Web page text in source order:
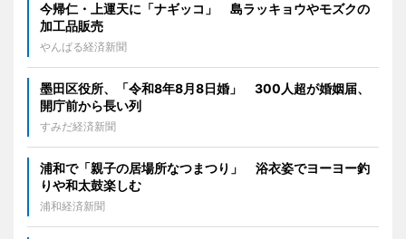
今帰仁・上運天に「ナギッコ」 島ラッキョウやモズクの
加工品販売
やんばる経済新聞
墨田区役所、「令和8年8月8日婚」 300人超が婚姻届、
開庁前から長い列
すみだ経済新聞
浦和で「親子の居場所なつまつり」 浴衣姿でヨーヨー釣
りや和太鼓楽しむ
浦和経済新聞